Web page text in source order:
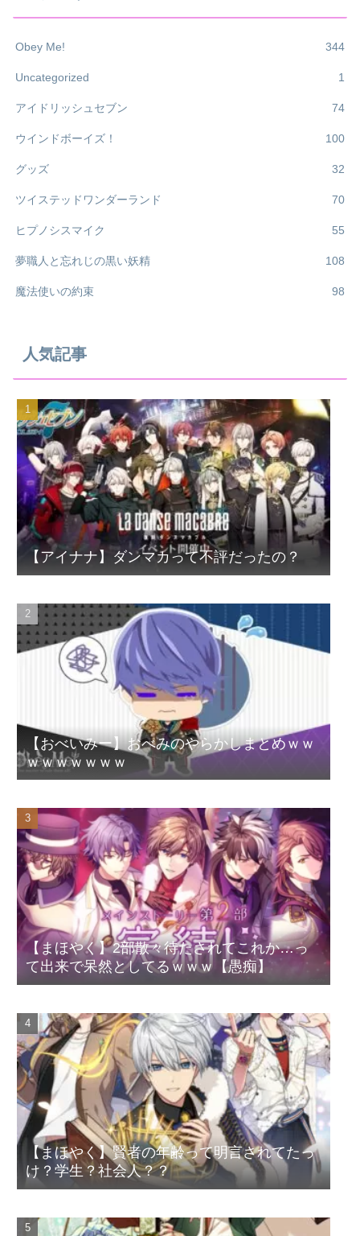
Obey Me! 344
Uncategorized 1
アイドリッシュセブン 74
ウインドボーイズ！ 100
グッズ 32
ツイステッドワンダーランド 70
ヒプノシスマイク 55
夢職人と忘れじの黒い妖精 108
魔法使いの約束 98
人気記事
【アイナナ】ダンマカって不評だったの？
【おべいみー】おべみのやらかしまとめｗｗ
ｗｗｗｗｗｗｗ
【まほやく】2部散々待たされてこれか…っ
て出来で呆然としてるｗｗｗ【愚痴】
【まほやく】賢者の年齢って明言されてたっ
け？学生？社会人？？